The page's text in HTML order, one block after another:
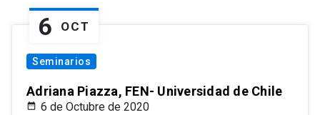
6 OCT
Seminarios
Adriana Piazza, FEN- Universidad de Chile
6 de Octubre de 2020